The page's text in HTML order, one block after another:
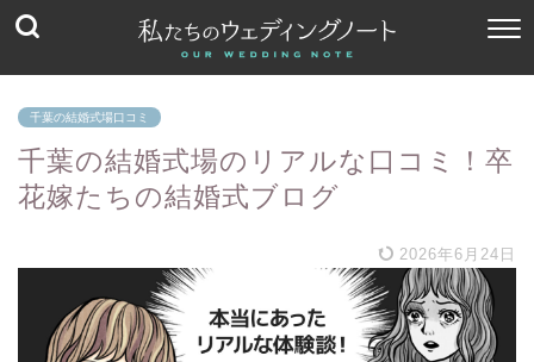
千葉の結婚式場口コミ
千葉の結婚式場のリアルな口コミ！卒
花嫁たちの結婚式ブログ
2026年6月24日